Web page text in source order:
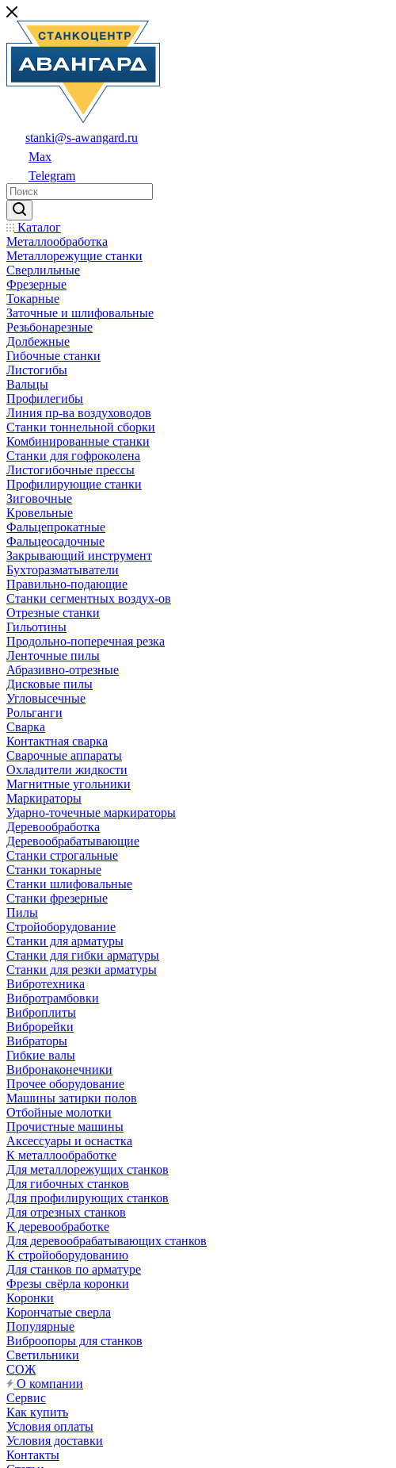
stanki@s-awangard.ru
Max
Telegram
Каталог
Металлообработка
Металлорежущие станки
Сверлильные
Фрезерные
Токарные
Заточные и шлифовальные
Резьбонарезные
Долбежные
Гибочные станки
Листогибы
Вальцы
Профилегибы
Линия пр-ва воздуховодов
Станки тоннельной сборки
Комбинированные станки
Станки для гофроколена
Листогибочные прессы
Профилирующие станки
Зиговочные
Кровельные
Фальцепрокатные
Фальцеосадочные
Закрывающий инструмент
Бухторазматыватели
Правильно-подающие
Станки сегментных воздух-ов
Отрезные станки
Гильотины
Продольно-поперечная резка
Ленточные пилы
Абразивно-отрезные
Дисковые пилы
Угловысечные
Рольганги
Сварка
Контактная сварка
Сварочные аппараты
Охладители жидкости
Магнитные угольники
Маркираторы
Ударно-точечные маркираторы
Деревообработка
Деревообрабатывающие
Станки строгальные
Станки токарные
Станки шлифовальные
Станки фрезерные
Пилы
Стройоборудование
Станки для арматуры
Станки для гибки арматуры
Станки для резки арматуры
Вибротехника
Вибротрамбовки
Виброплиты
Виброрейки
Вибраторы
Гибкие валы
Вибронаконечники
Прочее оборудование
Машины затирки полов
Отбойные молотки
Прочистные машины
Аксeccyapы и оснастка
К металлообработке
Для металлорежущих станков
Для гибочных станков
Для профилирующих станков
Для отрезных станков
К деревообработке
Для деревообрабатывающих станков
К стройоборудованию
Для станков по арматуре
Фрезы свёрла коронки
Коронки
Корончатые сверла
Популярные
Виброопоры для станков
Светильники
СОЖ
О компании
Сервис
Как купить
Условия оплаты
Условия доставки
Контакты